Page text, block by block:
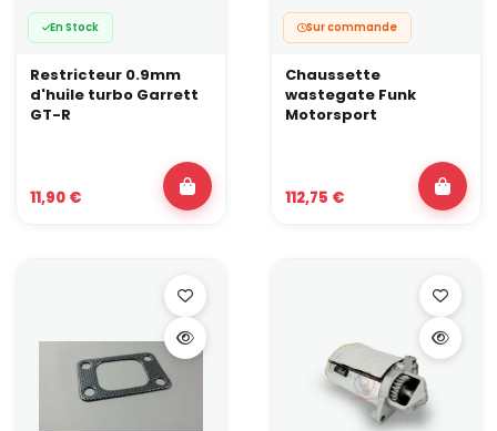
En Stock
Restricteur 0.9mm
d'huile turbo Garrett
GT-R
11,90 €
Sur commande
Chaussette
wastegate Funk
Motorsport
112,75 €